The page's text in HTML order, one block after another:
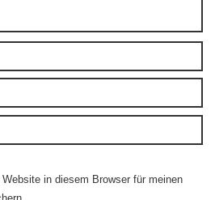
in diesem Browser für meinen